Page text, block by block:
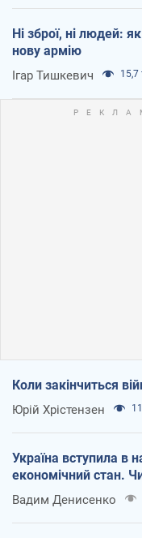
Ні зброї, ні людей:
нову армію
Ігар Тишкевич 15,7
Коли закінчиться
Юрій Хрістензен
Україна вступила в
економічний стан.
Вадим Денисенко